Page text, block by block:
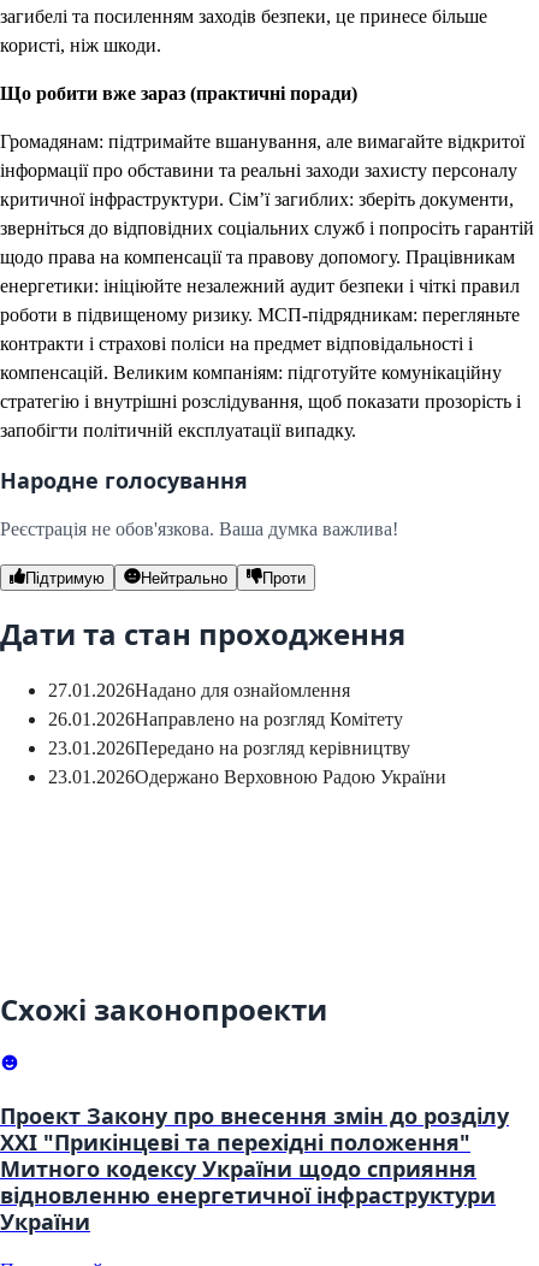
загибелі та посиленням заходів безпеки, це принесе більше
користі, ніж шкоди.
Що робити вже зараз (практичні поради)
Громадянам: підтримайте вшанування, але вимагайте відкритої
інформації про обставини та реальні заходи захисту персоналу
критичної інфраструктури. Сім’ї загиблих: зберіть документи,
зверніться до відповідних соціальних служб і попросіть гарантій
щодо права на компенсації та правову допомогу. Працівникам
енергетики: ініціюйте незалежний аудит безпеки і чіткі правил
роботи в підвищеному ризику. МСП‑підрядникам: перегляньте
контракти і страхові поліси на предмет відповідальності і
компенсацій. Великим компаніям: підготуйте комунікаційну
стратегію і внутрішні розслідування, щоб показати прозорість і
запобігти політичній експлуатації випадку.
Народне голосування
Реєстрація не обов'язкова. Ваша думка важлива!
Підтримую Нейтрально Проти
Дати та стан проходження
27.01.2026Надано для ознайомлення
26.01.2026Направлено на розгляд Комітету
23.01.2026Передано на розгляд керівництву
23.01.2026Одержано Верховною Радою України
Схожі законопроекти
Проект Закону про внесення змін до розділу
XXI "Прикінцеві та перехідні положення"
Митного кодексу України щодо сприяння
відновленню енергетичної інфраструктури
України